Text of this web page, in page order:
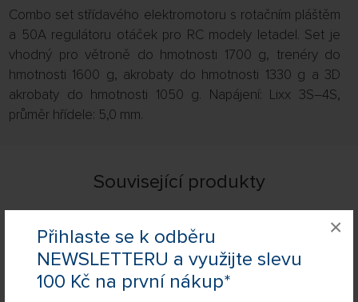
Přihlaste se k odběru
NEWSLETTERU a využijte slevu
100 Kč na první nákup*
×
Combo set střídavého elektromotoru s rotačním pláštěm
a 50A regulátoru otáček pro RC modely letadel. Set je
vhodný pro větroně do hmotnosti 1700 g, trenéry do
hmotnosti 1600 g, akrobaty do hmotnosti 1330 g a 3D
akrobaty do hmotnosti 1050 g. Napájení: Lixx 3S–4S,
průměr hřídele: 5,0 mm.
Související produkty
Zobrazit filtraci
FILTROVAT: ŘADIT:
položky